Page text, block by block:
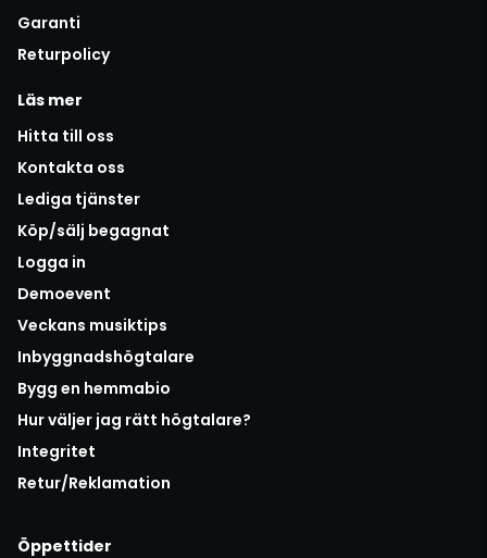
Garanti
Returpolicy
Läs mer
Hitta till oss
Kontakta oss
Lediga tjänster
Köp/sälj begagnat
Logga in
Demoevent
Veckans musiktips
Inbyggnadshögtalare
Bygg en hemmabio
Hur väljer jag rätt högtalare?
Integritet
Retur/Reklamation
Öppettider